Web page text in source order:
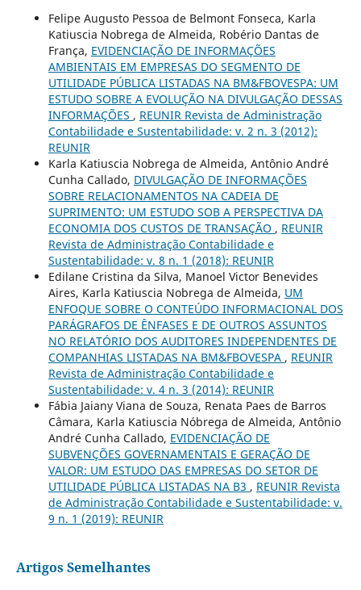
Felipe Augusto Pessoa de Belmont Fonseca, Karla
Katiuscia Nobrega de Almeida, Robério Dantas de
França, EVIDENCIAÇÃO DE INFORMAÇÕES
AMBIENTAIS EM EMPRESAS DO SEGMENTO DE
UTILIDADE PÚBLICA LISTADAS NA BM&FBOVESPA: UM
ESTUDO SOBRE A EVOLUÇÃO NA DIVULGAÇÃO DESSAS
INFORMAÇÕES , REUNIR Revista de Administração
Contabilidade e Sustentabilidade: v. 2 n. 3 (2012):
REUNIR
Karla Katiuscia Nobrega de Almeida, Antônio André
Cunha Callado, DIVULGAÇÃO DE INFORMAÇÕES
SOBRE RELACIONAMENTOS NA CADEIA DE
SUPRIMENTO: UM ESTUDO SOB A PERSPECTIVA DA
ECONOMIA DOS CUSTOS DE TRANSAÇÃO , REUNIR
Revista de Administração Contabilidade e
Sustentabilidade: v. 8 n. 1 (2018): REUNIR
Edilane Cristina da Silva, Manoel Victor Benevides
Aires, Karla Katiuscia Nobrega de Almeida, UM
ENFOQUE SOBRE O CONTEÚDO INFORMACIONAL DOS
PARÁGRAFOS DE ÊNFASES E DE OUTROS ASSUNTOS
NO RELATÓRIO DOS AUDITORES INDEPENDENTES DE
COMPANHIAS LISTADAS NA BM&FBOVESPA , REUNIR
Revista de Administração Contabilidade e
Sustentabilidade: v. 4 n. 3 (2014): REUNIR
Fábia Jaiany Viana de Souza, Renata Paes de Barros
Câmara, Karla Katiuscia Nóbrega de Almeida, Antônio
André Cunha Callado, EVIDENCIAÇÃO DE
SUBVENÇÕES GOVERNAMENTAIS E GERAÇÃO DE
VALOR: UM ESTUDO DAS EMPRESAS DO SETOR DE
UTILIDADE PÚBLICA LISTADAS NA B3 , REUNIR Revista
de Administração Contabilidade e Sustentabilidade: v.
9 n. 1 (2019): REUNIR
Artigos Semelhantes